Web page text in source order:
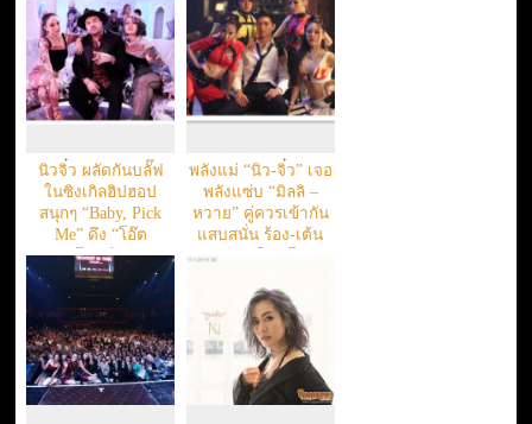
นิวจิ๋ว ผลัดกันบลั๊ฟ
ในซิงเกิลฮิปฮอป
สนุกๆ “Baby, Pick
Me” ดึง “โอ๊ต
ปราโมทย์” ร่วม
ฟีเจอร์ริ่ง
พลังแม่ “นิว-จิ๋ว” เจอ
พลังแซ่บ “มิลลิ –
หวาย” คู่ควรเข้ากัน
แสบสนั่น ร้อง-เต้น
สุดเฟียส ใน “โนสน